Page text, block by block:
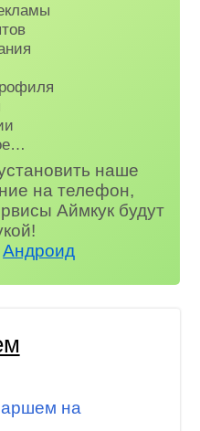
наше
на телефон,
Аймкук будут
Андроид
на